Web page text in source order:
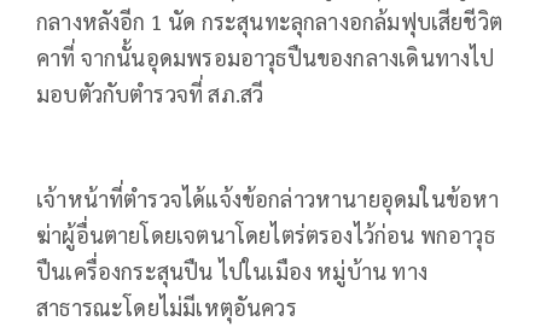
กลางหลังอีก 1 นัด กระสุนทะลุกลางอกล้มฟุบเสียชีวิต
คาที่ จากนั้นอุดมพรอมอาวุธปืนของกลางเดินทางไป
มอบตัวกับตำรวจที่ สภ.สวี
เจ้าหน้าที่ตำรวจได้แจ้งข้อกล่าวหานายอุดมในข้อหา
ฆ่าผู้อื่นตายโดยเจตนาโดยไตร่ตรองไว้ก่อน พกอาวุธ
ปืนเครื่องกระสุนปืน ไปในเมือง หมู่บ้าน ทาง
สาธารณะโดยไม่มีเหตุอันควร